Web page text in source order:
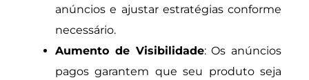
anúncios e ajustar estratégias conforme
necessário.
Aumento de Visibilidade: Os anúncios
pagos garantem que seu produto seja